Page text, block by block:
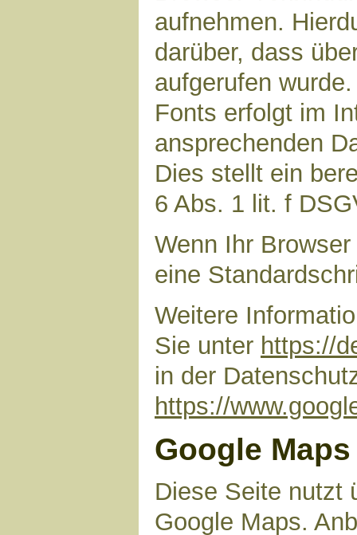
aufnehmen.
darüber, dass
aufgerufen
Fonts erfolgt im
ansprechenden
Dies stellt ein
6 Abs. 1 lit. f
Wenn Ihr
eine
Weitere
Sie unter https://
in der
https://
Google Maps
Diese Seite nutzt
Google Maps.